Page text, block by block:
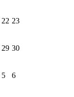
22 23
29 30
5 6